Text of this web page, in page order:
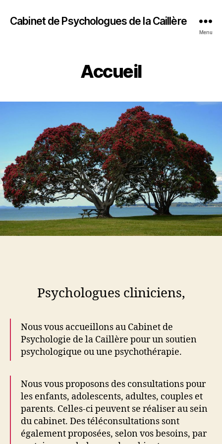
Cabinet de Psychologues de la Caillère
Menu
Accueil
Psychologues cliniciens,
Nous vous accueillons au Cabinet de
Psychologie de la Caillère pour un soutien
psychologique ou une psychothérapie.
Nous vous proposons des consultations pour
les enfants, adolescents, adultes, couples et
parents. Celles-ci peuvent se réaliser au sein
du cabinet. Des téléconsultations sont
également proposées, selon vos besoins, par